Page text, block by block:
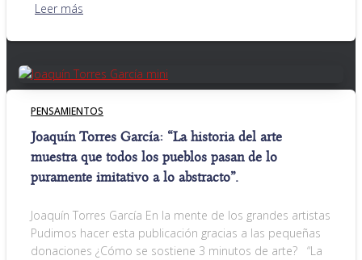
Leer más
PENSAMIENTOS
Joaquín Torres García: “La historia del arte
muestra que todos los pueblos pasan de lo
puramente imitativo a lo abstracto”.
Joaquín Torres García En la mente de los grandes artistas
Pudimos hacer esta publicación gracias a las pequeñas
donaciones ¿Cómo se sostiene 3 minutos de arte? “La